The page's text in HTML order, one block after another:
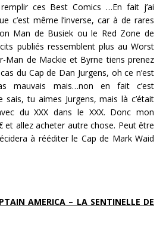
ces Best Comics …En fait j’ai
c’est même l’inverse, car à de rares
Man de Busiek ou le Red Zone de
publiés ressemblent plus au Worst
Man de Mackie et Byrne tiens prenez
du Cap de Dan Jurgens, oh ce n’est
mauvais mais…non en fait c’est
sais, tu aimes Jurgens, mais là c’était
du XXX dans le XXX. Donc mon
et allez acheter autre chose. Peut être
à rééditer le Cap de Mark Waid
AMERICA – LA SENTINELLE DE